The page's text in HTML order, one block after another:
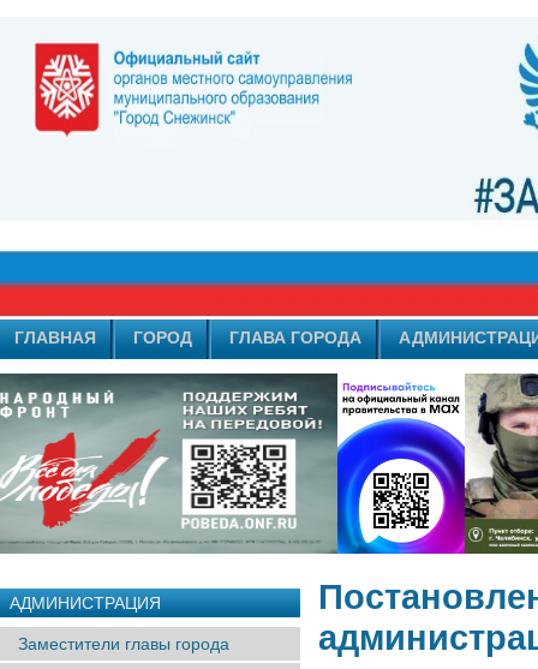
ГЛАВНАЯ ГОРОД ГЛАВА ГОРОДА
АДМИНИСТРАЦИЯ
Заместители главы города